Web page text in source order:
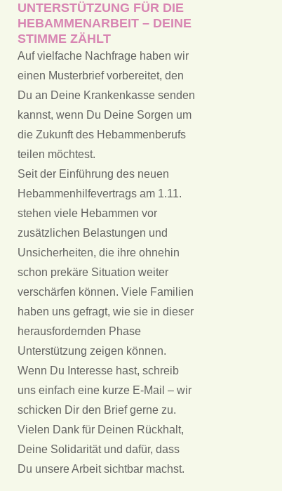
UNTERSTÜTZUNG FÜR DIE
HEBAMMENARBEIT – DEINE
STIMME ZÄHLT
Auf vielfache Nachfrage haben wir
einen Musterbrief vorbereitet, den
Du an Deine Krankenkasse senden
kannst, wenn Du Deine Sorgen um
die Zukunft des Hebammenberufs
teilen möchtest.
Seit der Einführung des neuen
Hebammenhilfevertrags am 1.11.
stehen viele Hebammen vor
zusätzlichen Belastungen und
Unsicherheiten, die ihre ohnehin
schon prekäre Situation weiter
verschärfen können. Viele Familien
haben uns gefragt, wie sie in dieser
herausfordernden Phase
Unterstützung zeigen können.
Wenn Du Interesse hast, schreib
uns einfach eine kurze E-Mail – wir
schicken Dir den Brief gerne zu.
Vielen Dank für Deinen Rückhalt,
Deine Solidarität und dafür, dass
Du unsere Arbeit sichtbar machst.